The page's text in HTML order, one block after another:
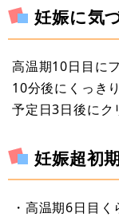
妊娠に気
高温期10日目に
10分後にくっきり
予定日3日後にク
妊娠超初
・高温期6日目